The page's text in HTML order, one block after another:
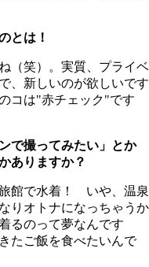
とは！
（笑）。実質、プライベ
、新しいのが欲しいです
コは"赤チェック"です
で撮ってみたい」とか
ありますか？
館で水着！ いや、温泉
りオトナになっちゃうか
るのって夢なんです
たご飯を食べたいんで